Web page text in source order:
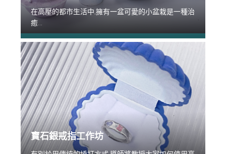
在高壓的都市生活中,擁有一盆可愛的小盆栽是一種治
癒...
寶石銀戒指工作坊